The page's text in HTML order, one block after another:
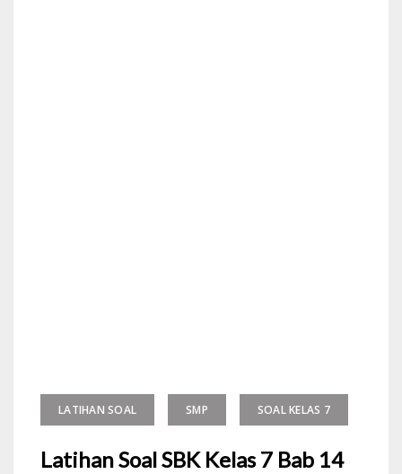
LATIHAN SOAL SMP SOAL KELAS 7
Latihan Soal SBK Kelas 7 Bab 14